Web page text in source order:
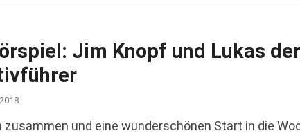
Jim Knopf und Lukas der
zusammen und eine wunderschönen Start in die